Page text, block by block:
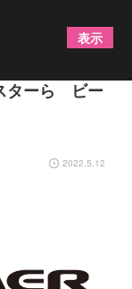
、Aimer、
ターら ビー
2022.5.12
表示